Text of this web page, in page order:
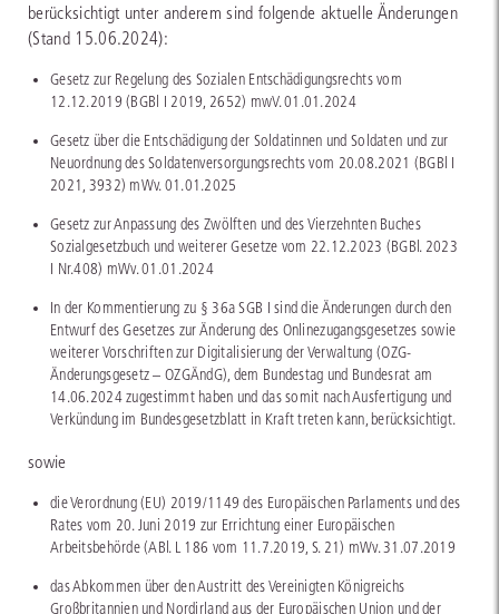
berücksichtigt unter anderem sind folgende aktuelle Änderungen
(Stand 15.06.2024):
Gesetz zur Regelung des Sozialen Entschädigungsrechts vom
12.12.2019 (BGBl I 2019, 2652) mwV. 01.01.2024
Gesetz über die Entschädigung der Soldatinnen und Soldaten und zur
Neuordnung des Soldatenversorgungsrechts vom 20.08.2021 (BGBl I
2021, 3932) mWv. 01.01.2025
Gesetz zur Anpassung des Zwölften und des Vierzehnten Buches
Sozialgesetzbuch und weiterer Gesetze vom 22.12.2023 (BGBl. 2023
I Nr.408) mWv. 01.01.2024
In der Kommentierung zu § 36a SGB I sind die Änderungen durch den
Entwurf des Gesetzes zur Änderung des Onlinezugangsgesetzes sowie
weiterer Vorschriften zur Digitalisierung der Verwaltung (OZG-
Änderungsgesetz – OZGÄndG), dem Bundestag und Bundesrat am
14.06.2024 zugestimmt haben und das somit nach Ausfertigung und
Verkündung im Bundesgesetzblatt in Kraft treten kann, berücksichtigt.
sowie
die Verordnung (EU) 2019/1149 des Europäischen Parlaments und des
Rates vom 20. Juni 2019 zur Errichtung einer Europäischen
Arbeitsbehörde (ABl. L 186 vom 11.7.2019, S. 21) mWv. 31.07.2019
das Abkommen über den Austritt des Vereinigten Königreichs
Großbritannien und Nordirland aus der Europäischen Union und der